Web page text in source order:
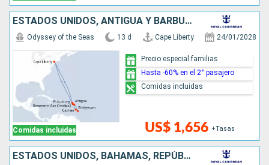
ESTADOS UNIDOS, ANTIGUA Y BARBUDA, BARBADOS, SANTA LUCIA, SAN MARTÍN
Comidas incluidas
Odyssey of the Seas 13 d Cape Liberty 24/01/2028
US$ 1,656 +Tasas
Precio especial familias
Hasta -60% en el 2° pasajero
Comidas incluidas
ESTADOS UNIDOS, BAHAMAS, REPÚBLICA DOMINICANA